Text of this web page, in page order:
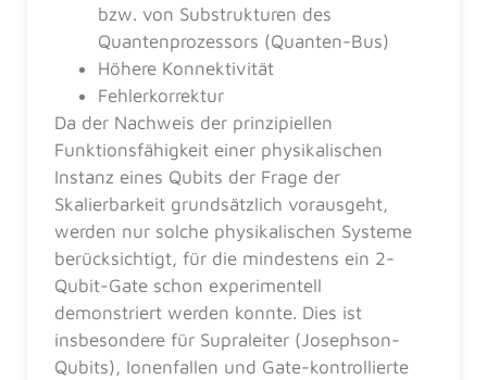
bzw. von Substrukturen des
Quantenprozessors (Quanten-Bus)
Höhere Konnektivität
Fehlerkorrektur
Da der Nachweis der prinzipiellen
Funktionsfähigkeit einer physikalischen
Instanz eines Qubits der Frage der
Skalierbarkeit grundsätzlich vorausgeht,
werden nur solche physikalischen Systeme
berücksichtigt, für die mindestens ein 2-
Qubit-Gate schon experimentell
demonstriert werden konnte. Dies ist
insbesondere für Supraleiter (Josephson-
Qubits), Ionenfallen und Gate-kontrollierte